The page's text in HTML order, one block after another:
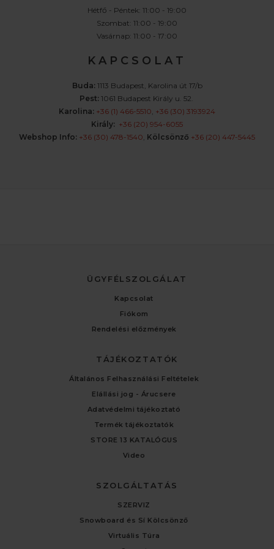
Hétfő - Péntek: 11:00 - 19:00
Szombat: 11:00 - 19:00
Vasárnap: 11:00 - 17:00
K A P C S O L A T
Buda: 1113 Budapest, Karolina út 17/b
Pest: 1061 Budapest Király u. 52.
Karolina: +36 (1) 466-5510 +36 (30) 3193924
Király: +36 (20) 954-6055
Webshop Info: +36 (30) 478-1540 Kölcsönző +36 (20) 447-5445
ÜGYFÉLSZOLGÁLAT
Kapcsolat
Fiókom
Rendelési előzmények
TÁJÉKOZTATÓK
Általános Felhasználási Feltételek
Elállási jog - Árucsere
Adatvédelmi tájékoztató
Termék tájékoztatók
STORE 13 KATALÓGUS
Video
SZOLGÁLTATÁS
SZERVIZ
Snowboard és Sí Kölcsönző
Virtuális Túra